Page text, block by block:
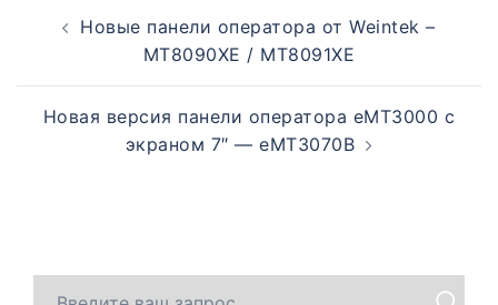
Новые панели оператора от Weintek –
MT8090XE / MT8091XE
Новая версия панели оператора eMT3000 с
экраном 7″ — eMT3070B